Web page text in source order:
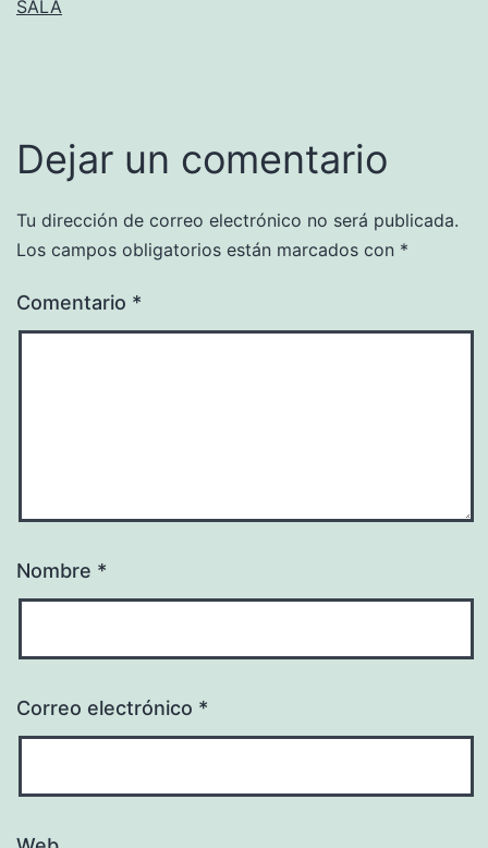
SALA
Dejar un comentario
Tu dirección de correo electrónico no será publicada.
Los campos obligatorios están marcados con *
Comentario *
Nombre *
Correo electrónico *